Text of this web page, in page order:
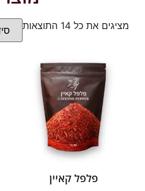
את כל ⁦14⁩ התוצאות
פלפל קאיין